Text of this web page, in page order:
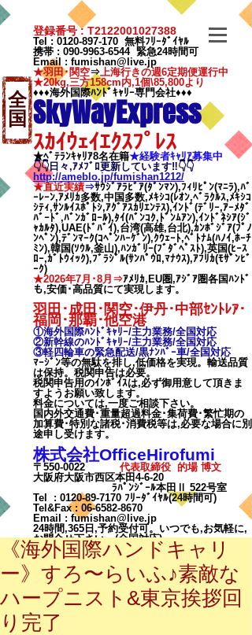
全
国
登録番号 : T2122001027388
Tel : 0120-897-170 無料ﾌﾘｰﾀﾞｲﾔﾙ
携帯 : 090-9963-6544緊急24時間可
Email : fumishan@live.jp
★羽田･関空⇒上海行きの週6定期便運行中
★20kg,三方158cm内,1個\85,800より
♦♦♦海外国際ﾊﾝﾄﾞｷｬﾘｰ専門会社♦♦♦
SkyWayExpress
ｽｶｲｳｪｲｴｸｽﾌﾟﾚｽ
★ﾍﾞﾃﾗﾝｷｬﾘｱ8名在籍★​経験者ｷｬﾘｱ募集中
👇👇日々,ｱﾒﾌﾞﾛ更新しています‼👇👇
http://ameblo.jp/fumishan1212/
★直近実績⇒ｻｳｼﾞｱﾗﾋﾞｱ(ﾀﾞﾝﾏﾝ),ﾌｨﾘﾋﾟﾝ(ﾏﾆﾗ),ﾊﾞ
ｰﾚｰﾝ,ｱﾒﾘｶ多数,中国多数,ﾒｷｼｺ(ﾚｵﾝ,ﾍﾞﾗｸﾙｽ,ﾒｷｼｺ
ｼﾃｨ,ｻﾝﾙｲｽﾎﾟﾄｼ,ｱｸﾞｱｽｶﾘｴﾝﾃｽ),ｲﾝﾄﾞ(ﾃﾞﾘｰ,ｱｰﾒﾀﾞ
ﾊﾞｰﾄﾞ,ﾊﾞﾝｶﾞﾛｰﾙ),ﾀｲ(ﾊﾞﾝｺｸ,ﾄﾞﾝﾑｱﾝ),ｲﾝﾄﾞﾈｼｱ(ｼﾞ
ｬｶﾙﾀ),UAE(ﾄﾞﾊﾞｲ),台湾(高雄,台北),ｶﾝﾎﾞｼﾞｱ(ﾌﾟﾉ
ﾝﾍﾟﾝ),ﾃﾞﾝﾏｰｸ(ｺﾍﾟﾝﾊｰｹﾞﾝ),ｸｳｪｰﾄ,ﾍﾞﾄﾅﾑ(ﾊﾉｲ,ﾎｰﾁ
ﾐﾝ),韓国(ｿｳﾙ,釜山),ﾊﾝｶﾞﾘｰ(ﾌﾞﾀﾞﾍﾟｽﾄ),英国(ﾋｰｽ
ﾛｰ,ｶﾞﾄｳｨｯｸ),ﾌﾞﾗｼﾞﾙ(ｻﾝﾊﾟｳﾛ,ﾏﾅｳｽ),ｱﾌﾘｶ(ﾓｻﾞﾝﾋﾞ
ｰｸ)
★2026年7月･8月⇒ｱﾒﾘｶ,EU圏,ｱｼﾞｱ圏各国ﾊﾝﾄﾞ
も,安価･高品質にて実現します。
羽田･成田･関空･伊丹･中部ｾﾝﾄﾚｱ･
福岡･那覇･他空港
①海外国際ﾊﾝﾄﾞｷｬﾘｰ/主力業務/全国対応
②新幹線のﾊﾝﾄﾞｷｬﾘｰ/主力業務/全国対応
③軽四輪車の緊急配送/黒ﾅﾝﾊﾞｰ車/全国対応
ﾏｰｼﾞﾝ等の無駄を排し,低価格を実現。輸送品質
は保持。税関申告は必要。
税関申告用のｲﾝﾎﾞｲｽは,必ず御用意して頂きま
すようお願い致します。
料金については,一度ご相談下さい。
国内外交通費･重量超過料金･集荷費･繁忙期の
加算費･特別な諸税･消費税等は,必要な場合に別
途申し受けます。
株式会社OfficeHirofumi
〒550-0022 代表取締役 的場 博文
大阪府大阪市西区本田4-6-20
ﾗﾊﾟﾝｼﾞｰﾙ本田Ⅱ 522号室
Tel : 0120-89-7170 ﾌﾘｰﾀﾞｲﾔﾙ(24時間可)
Tel&Fax : 06-6582-8670
Email
: fumishan@live.jp
24時間,365日,予約受付可。いつでも,お気軽に,
お問合せ下さい。(全国対応)
《海外国際ハンドキャリ
ー》すろ〜らいふ♪素敵な
ハープニスト&東京挨拶回
り完了